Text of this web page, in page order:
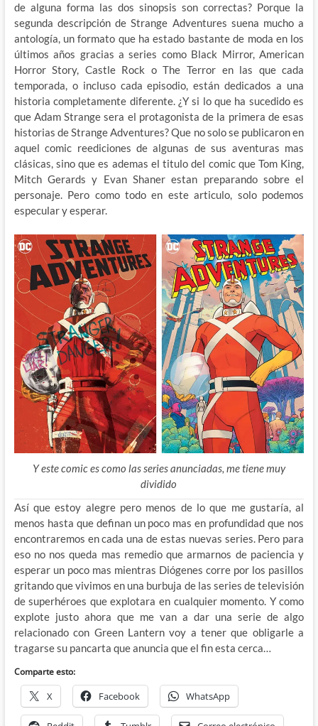
de alguna forma las dos sinopsis son correctas? Porque la
segunda descripción de Strange Adventures suena mucho a
antología, un formato que ha estado bastante de moda en los
últimos años gracias a series como Black Mirror, American
Horror Story, Castle Rock o The Terror en las que cada
temporada, o incluso cada episodio, están dedicados a una
historia completamente diferente. ¿Y si lo que ha sucedido es
que Adam Strange sera el protagonista de la primera de esas
historias de Strange Adventures? Que no solo se publicaron en
aquel comic reediciones de algunas de sus aventuras mas
clásicas, sino que es ademas el titulo del comic que Tom King,
Mitch Gerards y Evan Shaner estan preparando sobre el
personaje. Pero como todo en este articulo, solo podemos
especular y esperar.
Y este comic es como las series anunciadas, me tiene muy
dividido
Así que estoy alegre pero menos de lo que me gustaría, al
menos hasta que definan un poco mas en profundidad que nos
encontraremos en cada una de estas nuevas series. Pero para
eso no nos queda mas remedio que armarnos de paciencia y
esperar un poco mas mientras Diógenes corre por los pasillos
gritando que vivimos en una burbuja de las series de televisión
de superhéroes que explotara en cualquier momento. Y como
explote justo ahora que me van a dar una serie de algo
relacionado con Green Lantern voy a tener que obligarle a
tragarse su pancarta que anuncia que el fin esta cerca…
Comparte esto:
X Facebook WhatsApp